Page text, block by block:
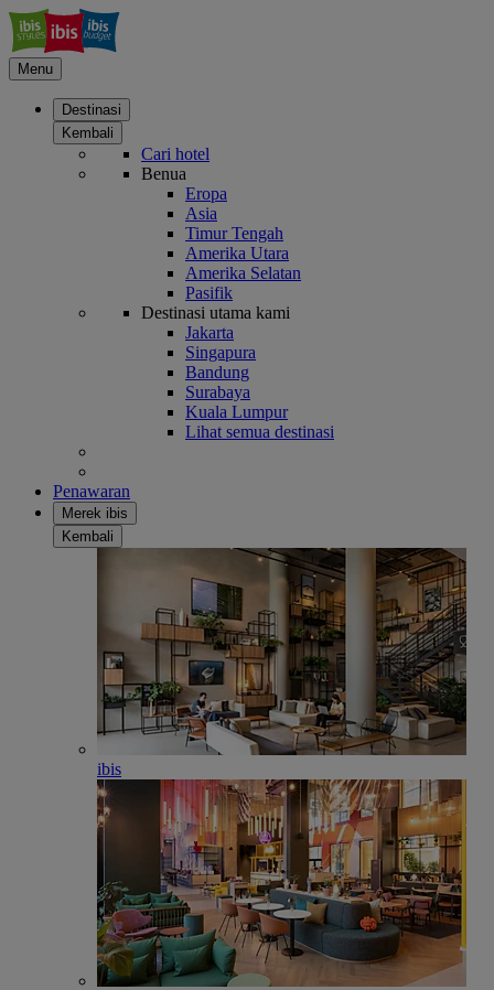
Menu
Destinasi
Kembali
Cari hotel
Benua
Eropa
Asia
Timur Tengah
Amerika Utara
Amerika Selatan
Pasifik
Destinasi utama kami
Jakarta
Singapura
Bandung
Surabaya
Kuala Lumpur
Lihat semua destinasi
Penawaran
Merek ibis
Kembali
ibis